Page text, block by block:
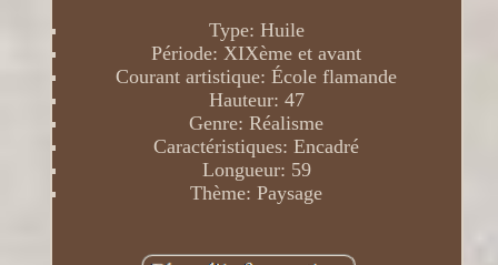
Type: Huile
Période: XIXème et avant
Courant artistique: École flamande
Hauteur: 47
Genre: Réalisme
Caractéristiques: Encadré
Longueur: 59
Thème: Paysage